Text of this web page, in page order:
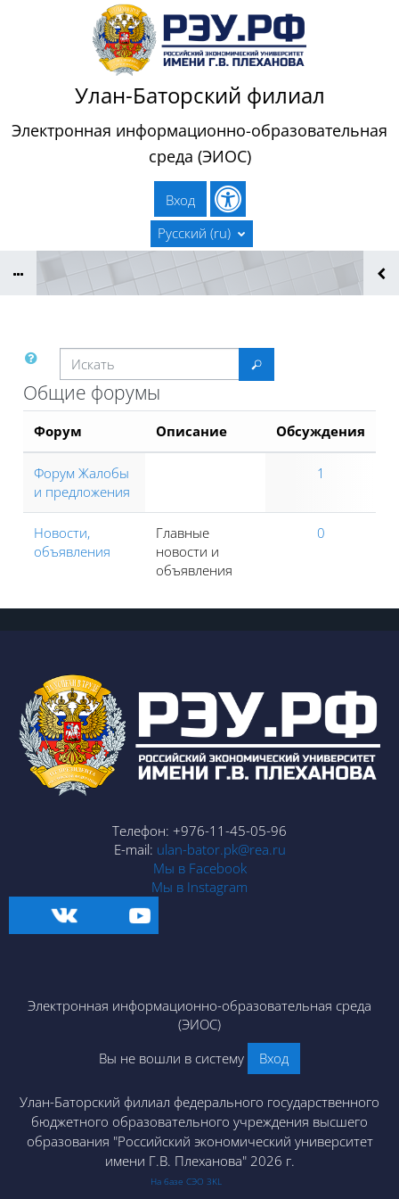
Перейти к основному содержанию
Улан-Баторский филиал
Электронная информационно-образовательная
среда (ЭИОС)
Вход
Русский ‎(ru)‎
Искать
Искать
Общие форумы
Форум Описание Обсуждения
Форум Жалобы
и предложения
1
Новости,
объявления
Главные
новости и
объявления
0
Телефон: +976-11-45-05-96
E-mail: ulan-bator.pk@rea.ru
Мы в Facebook
Мы в Instagram
Электронная информационно-образовательная среда
(ЭИОС)
Вы не вошли в систему
Вход
Улан-Баторский филиал федерального государственного
бюджетного образовательного учреждения высшего
образования "Российский экономический университет
имени Г.В. Плеханова" 2026 г.
На базе СЭО 3KL